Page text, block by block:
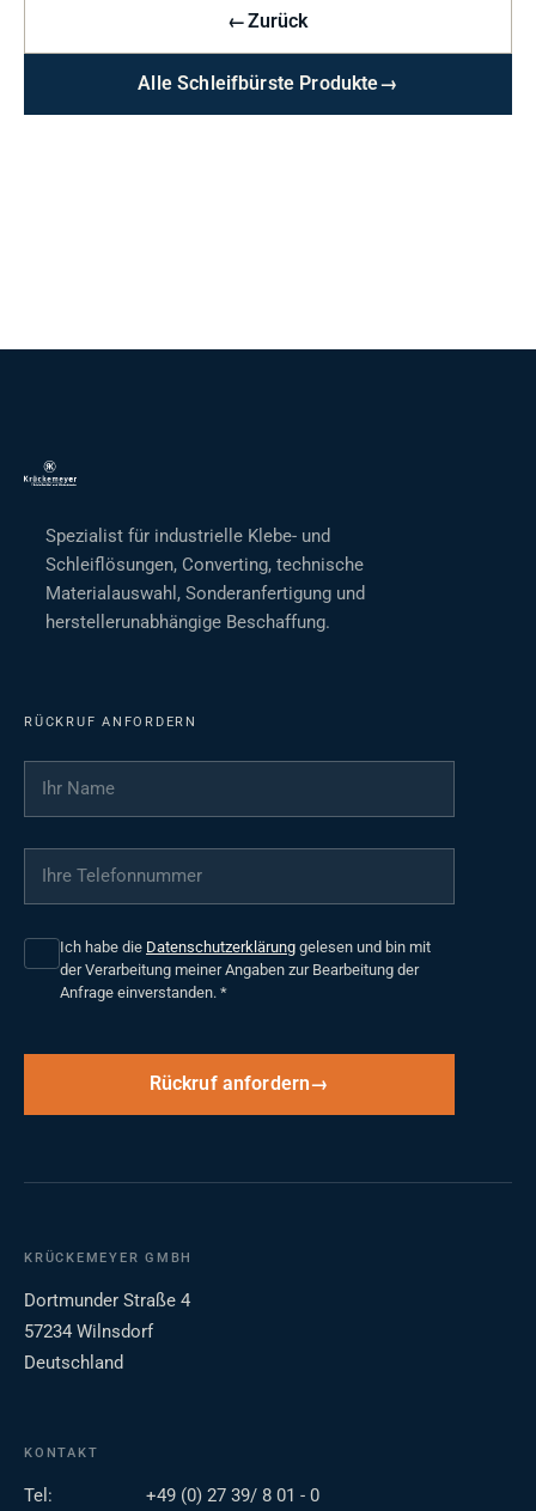
←Zurück
Alle Schleifbürste Produkte→
Spezialist für industrielle Klebe- und
Schleiflösungen, Converting, technische
Materialauswahl, Sonderanfertigung und
herstellerunabhängige Beschaffung.
RÜCKRUF ANFORDERN
Ihr Name
Ihre Telefonnummer
Ich habe die Datenschutzerklärung gelesen und bin mit
der Verarbeitung meiner Angaben zur Bearbeitung der
Anfrage einverstanden. *
Rückruf anfordern
KRÜCKEMEYER GMBH
Dortmunder Straße 4
57234 Wilnsdorf
Deutschland
KONTAKT
Tel:
+49 (0) 27 39/ 8 01 - 0